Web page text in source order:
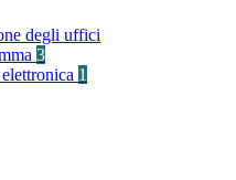
degli uffici
3
1